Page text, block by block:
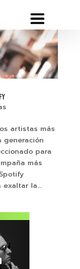
artistas más
generación
para
más
exaltar la...